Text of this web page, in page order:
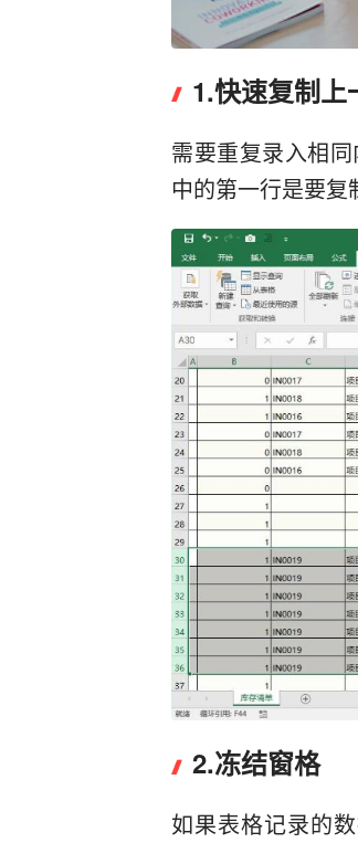
1.快速复制上
需要重复录入相
中的第一行是要复
2.冻结窗格
如果表格记录的